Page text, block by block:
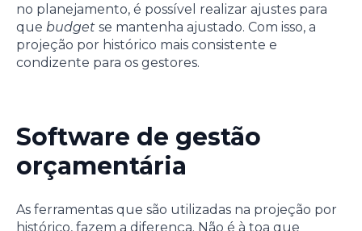
no planejamento, é possível realizar ajustes para
que budget se mantenha ajustado. Com isso, a
projeção por histórico mais consistente e
condizente para os gestores.
Software de gestão
orçamentária
As ferramentas que são utilizadas na projeção por
histórico, fazem a diferença. Não é à toa que